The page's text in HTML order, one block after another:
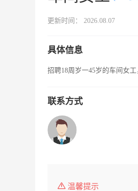
更新时间： 2026.08.07
具体信息
招聘18周岁一45岁的车间女
联系方式
温馨提示